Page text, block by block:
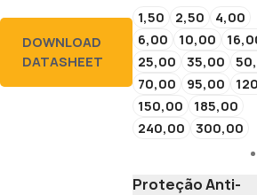
DOWNLOAD
DATASHEET
1,50 2,50
4,00
6,00
10,00
25,00
35,00
70,00
95,00
150,00
185,00
240,00
300,00
Proteção Anti-